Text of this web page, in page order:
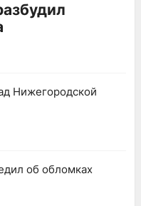
Нижегородской
об обломках